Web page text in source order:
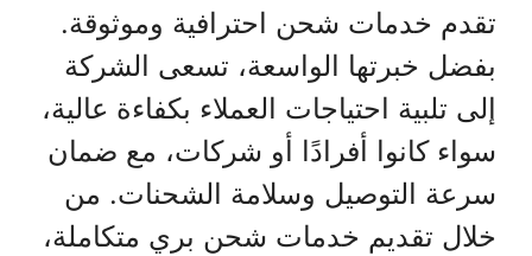
تقدم خدمات شحن احترافية وموثوقة.
بفضل خبرتها الواسعة، تسعى الشركة
إلى تلبية احتياجات العملاء بكفاءة عالية،
سواء كانوا أفرادًا أو شركات، مع ضمان
سرعة التوصيل وسلامة الشحنات. من
خلال تقديم خدمات شحن بري متكاملة،